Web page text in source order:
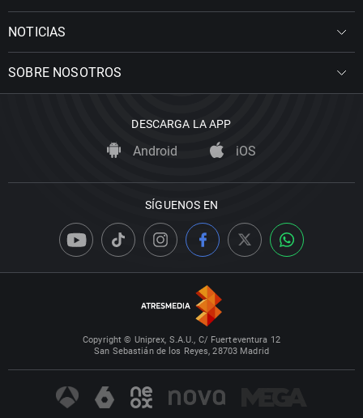
NOTICIAS
SOBRE NOSOTROS
DESCARGA LA APP
Android iOS
SÍGUENOS EN
Copyright © Uniprex, S.A.U., C/ Fuerteventura 12
San Sebastián de los Reyes, 28703 Madrid